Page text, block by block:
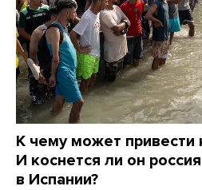
К чему может привести
И коснется ли он
в Испании?